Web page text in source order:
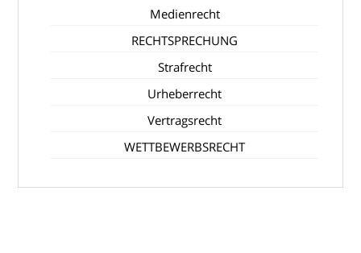
Medienrecht
RECHTSPRECHUNG
Strafrecht
Urheberrecht
Vertragsrecht
WETTBEWERBSRECHT